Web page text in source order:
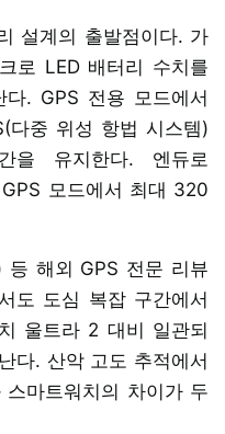
설계의 출발점이다. 가
로 LED 배터리 수치를
. GPS 전용 모드에서
다중 위성 항법 시스템)
을 유지한다. 엔듀로
모드에서 최대 320
등 해외 GPS 전문 리뷰
도 도심 복잡 구간에서
울트라 2 대비 일관되
다. 산악 고도 추적에서
마트워치의 차이가 두